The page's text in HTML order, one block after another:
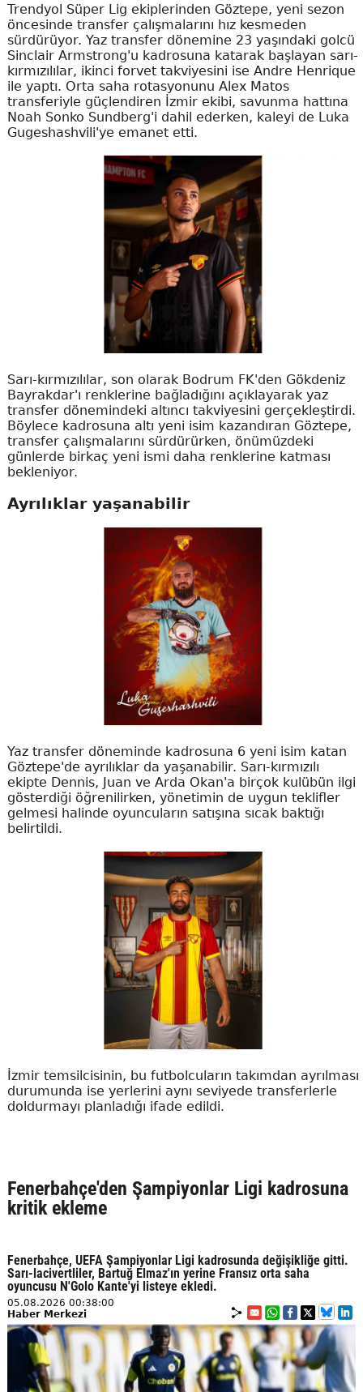
Trendyol Süper Lig ekiplerinden Göztepe, yeni sezon
öncesinde transfer çalışmalarını hız kesmeden
sürdürüyor. Yaz transfer dönemine 23 yaşındaki golcü
Sinclair Armstrong'u kadrosuna katarak başlayan sarı-
kırmızılılar, ikinci forvet takviyesini ise Andre Henrique
ile yaptı. Orta saha rotasyonunu Alex Matos
transferiyle güçlendiren İzmir ekibi, savunma hattına
Noah Sonko Sundberg'i dahil ederken, kaleyi de Luka
Gugeshashvili'ye emanet etti.
Sarı-kırmızılılar, son olarak Bodrum FK'den Gökdeniz
Bayrakdar'ı renklerine bağladığını açıklayarak yaz
transfer dönemindeki altıncı takviyesini gerçekleştirdi.
Böylece kadrosuna altı yeni isim kazandıran Göztepe,
transfer çalışmalarını sürdürürken, önümüzdeki
günlerde birkaç yeni ismi daha renklerine katması
bekleniyor.
Ayrılıklar yaşanabilir
Yaz transfer döneminde kadrosuna 6 yeni isim katan
Göztepe'de ayrılıklar da yaşanabilir. Sarı-kırmızılı
ekipte Dennis, Juan ve Arda Okan'a birçok kulübün ilgi
gösterdiği öğrenilirken, yönetimin de uygun teklifler
gelmesi halinde oyuncuların satışına sıcak baktığı
belirtildi.
İzmir temsilcisinin, bu futbolcuların takımdan ayrılması
durumunda ise yerlerini aynı seviyede transferlerle
doldurmayı planladığı ifade edildi.
Fenerbahçe'den Şampiyonlar Ligi kadrosuna
kritik ekleme
Fenerbahçe, UEFA Şampiyonlar Ligi kadrosunda değişikliğe gitti.
Sarı-lacivertliler, Bartuğ Elmaz'ın yerine Fransız orta saha
oyuncusu N'Golo Kante'yi listeye ekledi.
05.08.2026 00:38:00
Haber Merkezi